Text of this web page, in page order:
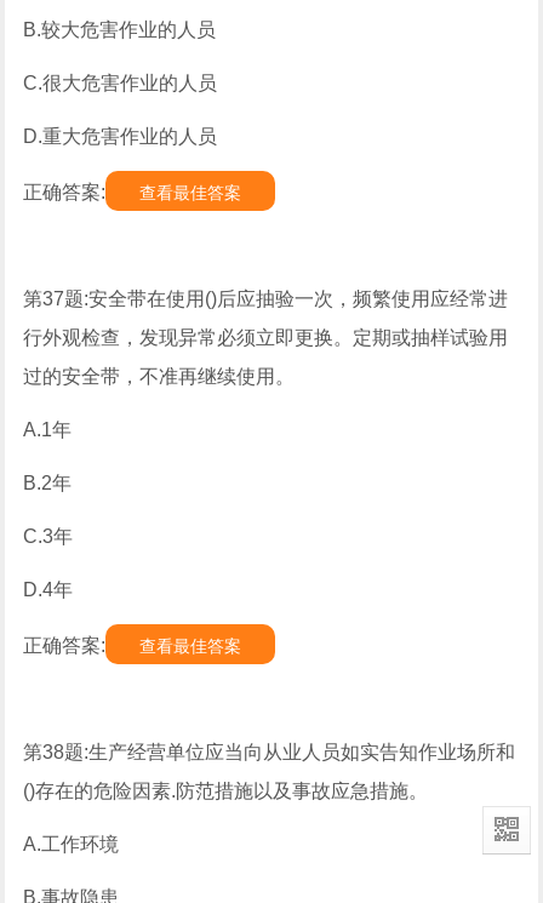
B.较大危害作业的人员
C.很大危害作业的人员
D.重大危害作业的人员
正确答案: 查看最佳答案
第37题:安全带在使用()后应抽验一次，频繁使用应经常进
行外观检查，发现异常必须立即更换。定期或抽样试验用
过的安全带，不准再继续使用。
A.1年
B.2年
C.3年
D.4年
正确答案: 查看最佳答案
第38题:生产经营单位应当向从业人员如实告知作业场所和
()存在的危险因素.防范措施以及事故应急措施。
A.工作环境
B.事故隐患